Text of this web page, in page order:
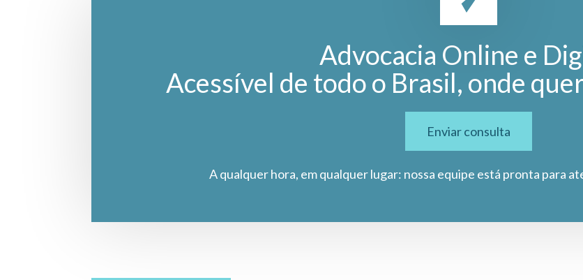
Advocacia Online e
Acessível de todo o Brasil, onde
Enviar consulta
A qualquer hora, em qualquer lugar: nossa equipe está pronta para